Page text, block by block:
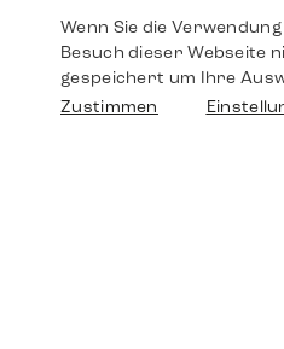
Wenn Sie die
Besuch dieser Webseite
gespeichert um Ihre
Zustimmen